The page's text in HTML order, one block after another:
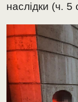
наслідки (ч. 5